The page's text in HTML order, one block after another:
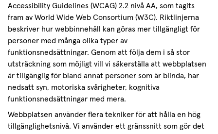
Accessibility Guidelines (WCAG) 2.2 nivå AA, som tagits
fram av World Wide Web Consortium (W3C). Riktlinjerna
beskriver hur webbinnehåll kan göras mer tillgängligt för
personer med många olika typer av
funktionsnedsättningar. Genom att följa dem i så stor
utsträckning som möjligt vill vi säkerställa att webbplatsen
är tillgänglig för bland annat personer som är blinda, har
nedsatt syn, motoriska svårigheter, kognitiva
funktionsnedsättningar med mera.
Webbplatsen använder flera tekniker för att hålla en hög
tillgänglighetsnivå. Vi använder ett gränssnitt som gör det